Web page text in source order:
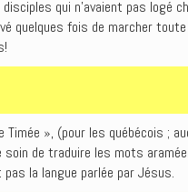
qui n’avaient pas logé
quelques fois de marcher toute
», (pour les québécois ;
de traduire les mots
la langue parlée par Jésus.